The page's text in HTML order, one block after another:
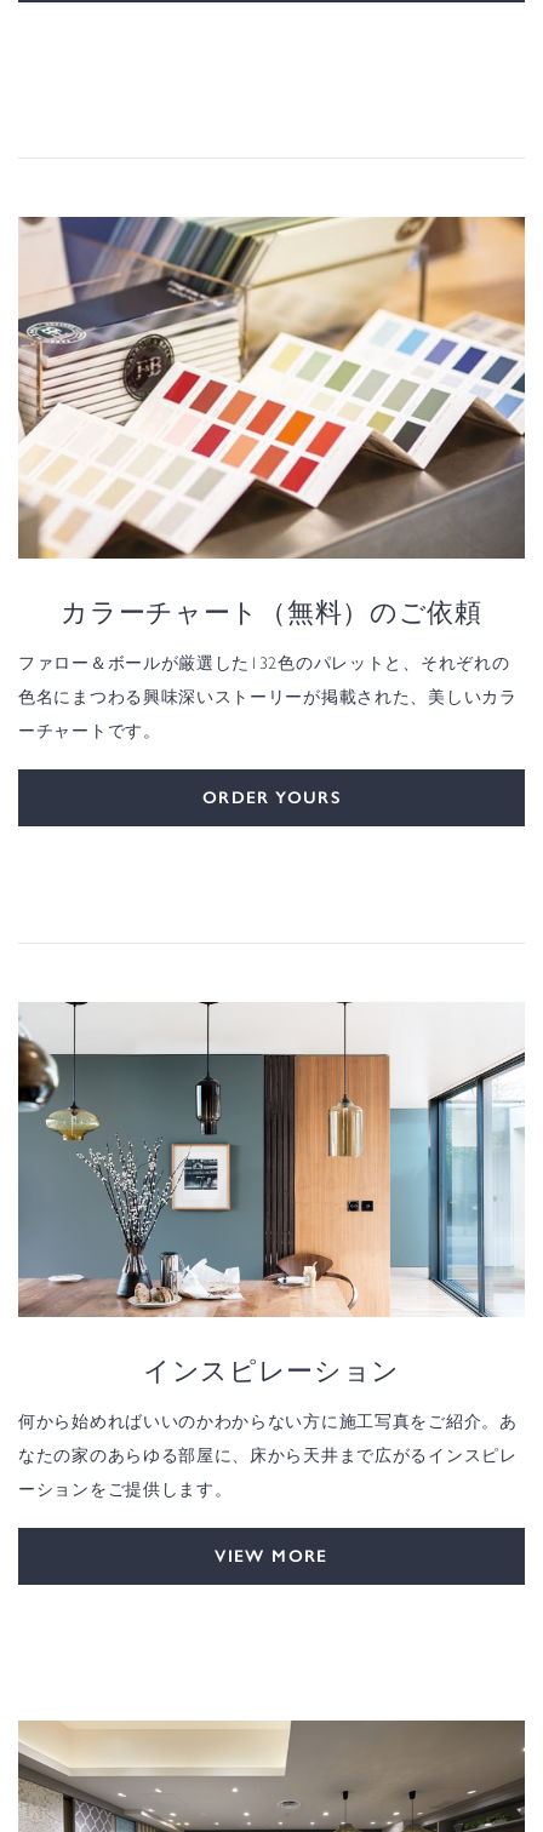
カラーチャート（無料）のご依頼
ファロー＆ボールが厳選した132色のパレットと、それぞれの
色名にまつわる興味深いストーリーが掲載された、美しいカラ
ーチャートです。
ORDER YOURS
インスピレーション
何から始めればいいのかわからない方に施工写真をご紹介。あ
なたの家のあらゆる部屋に、床から天井まで広がるインスピレ
ーションをご提供します。
VIEW MORE